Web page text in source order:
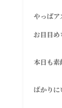
やっぱア
お目目め
本日も素
ばかり